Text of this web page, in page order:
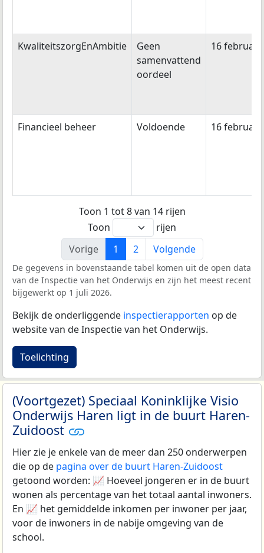
KwaliteitszorgEnAmbitie
Geen
samenvattend
oordeel
16 februari
Financieel beheer Voldoende 16 februari
Toon 1 tot 8 van 14 rijen
Toon
rijen
Vorige
1 2 Volgende
De gegevens in bovenstaande tabel komen uit de open data
van de Inspectie van het Onderwijs en zijn het meest recent
bijgewerkt op 1 juli 2026.
Bekijk de onderliggende inspectierapporten op de
website van de Inspectie van het Onderwijs.
Toelichting
(Voortgezet) Speciaal Koninklijke Visio
Onderwijs Haren ligt in de buurt Haren-
Zuidoost
Hier zie je enkele van de meer dan 250 onderwerpen
die op de pagina over de buurt Haren-Zuidoost
getoond worden: 📈 Hoeveel jongeren er in de buurt
wonen als percentage van het totaal aantal inwoners.
En 📈 het gemiddelde inkomen per inwoner per jaar,
voor de inwoners in de nabije omgeving van de
school.